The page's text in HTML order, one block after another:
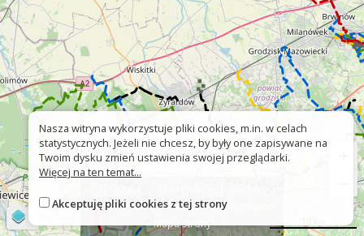
Znak nie tak?
Deklaracja dostępności
Mapa strony
Nasza witryna wykorzystuje pliki cookies, m.in. w celach
statystycznych. Jeżeli nie chcesz, by były one zapisywane na
Twoim dysku zmień ustawienia swojej przeglądarki.
Więcej na ten temat...
Akceptuję pliki cookies z tej strony